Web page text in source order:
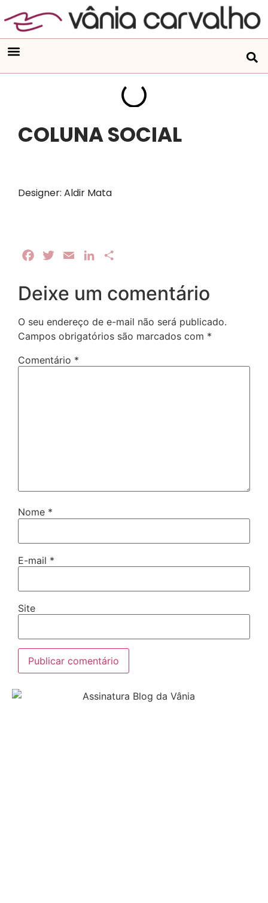
COLUNA SOCIAL
Designer: Aldir Mata
FacebookTwitterEmail LinkedIn
Deixe um comentário
O seu endereço de e-mail não será publicado.
Campos obrigatórios são marcados com *
Comentário *
Nome *
E-mail *
Site